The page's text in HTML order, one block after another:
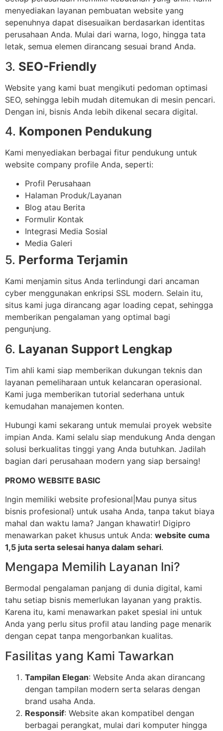
menyediakan layanan pembuatan website yang
sepenuhnya dapat disesuaikan berdasarkan identitas
perusahaan Anda. Mulai dari warna, logo, hingga tata
letak, semua elemen dirancang sesuai brand Anda.
3. SEO-Friendly
Website yang kami buat mengikuti pedoman optimasi
SEO, sehingga lebih mudah ditemukan di mesin pencari.
Dengan ini, bisnis Anda lebih dikenal secara digital.
4. Komponen Pendukung
Kami menyediakan berbagai fitur pendukung untuk
website company profile Anda, seperti:
Profil Perusahaan
Halaman Produk/Layanan
Blog atau Berita
Formulir Kontak
Integrasi Media Sosial
Media Galeri
5. Performa Terjamin
Kami menjamin situs Anda terlindungi dari ancaman
cyber menggunakan enkripsi SSL modern. Selain itu,
situs kami juga dirancang agar loading cepat, sehingga
memberikan pengalaman yang optimal bagi
pengunjung.
6. Layanan Support Lengkap
Tim ahli kami siap memberikan dukungan teknis dan
layanan pemeliharaan untuk kelancaran operasional.
Kami juga memberikan tutorial sederhana untuk
kemudahan manajemen konten.
Hubungi kami sekarang untuk memulai proyek website
impian Anda. Kami selalu siap mendukung Anda dengan
solusi berkualitas tinggi yang Anda butuhkan. Jadilah
bagian dari perusahaan modern yang siap bersaing!
PROMO WEBSITE BASIC
Ingin memiliki website profesional|Mau punya situs
bisnis profesional} untuk usaha Anda, tanpa takut biaya
mahal dan waktu lama? Jangan khawatir! Digipro
menawarkan paket khusus untuk Anda: website cuma
1,5 juta serta selesai hanya dalam sehari.
Mengapa Memilih Layanan Ini?
Bermodal pengalaman panjang di dunia digital, kami
tahu setiap bisnis memerlukan layanan yang praktis.
Karena itu, kami menawarkan paket spesial ini untuk
Anda yang perlu situs profil atau landing page menarik
dengan cepat tanpa mengorbankan kualitas.
Fasilitas yang Kami Tawarkan
Tampilan Elegan: Website Anda akan dirancang
dengan tampilan modern serta selaras dengan
brand usaha Anda.
Responsif: Website akan kompatibel dengan
berbagai perangkat, mulai dari komputer hingga